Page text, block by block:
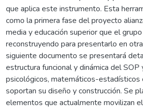
que aplica este instrumento. Esta
como la primera fase del proyecto
media y educación superior que el
reconstruyendo para presentarlo en
siguiente documento se presentará
estructura funcional y dinámica del
psicológicos, matemáticos-estadísticos
soportan su diseño y construcción. Se
elementos que actualmente movilizan